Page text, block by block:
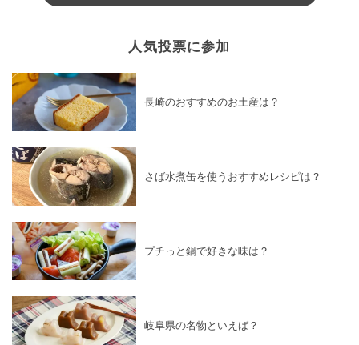
人気投票に参加
長崎のおすすめのお土産は？
さば水煮缶を使うおすすめレシピは？
プチっと鍋で好きな味は？
岐阜県の名物といえば？